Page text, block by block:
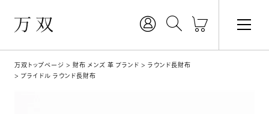
万双トップページ 財布 メンズ 革 ブランド
ラウンド長財布
ブライドル ラウンド長財布